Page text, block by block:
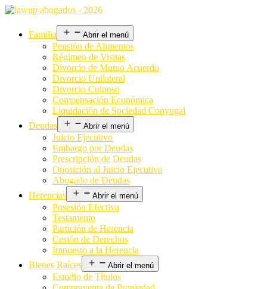
Familia Abrir el menú
Pensión de Alimentos
Régimen de Visitas
Divorcio de Mutuo Acuerdo
Divorcio Unilateral
Divorcio Culposo
Compensación Económica
Liquidación de Sociedad Conyugal
Deudas
Abrir el menú
Juicio Ejecutivo
Embargo por Deudas
Prescripción de Deudas
Oposición al Juicio Ejecutivo
Abogado de Deudas
Herencias
Abrir el menú
Posesión Efectiva
Testamento
Partición de Herencia
Cesión de Derechos
Impuesto a la Herencia
Bienes Raíces
Abrir el menú
Estudio de Títulos